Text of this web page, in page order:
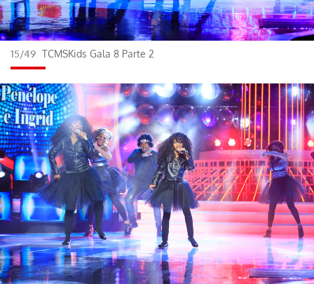
Gracias por suscribirte a nuestro boletín.
15/49 TCMSKids Gala 8 Parte 2